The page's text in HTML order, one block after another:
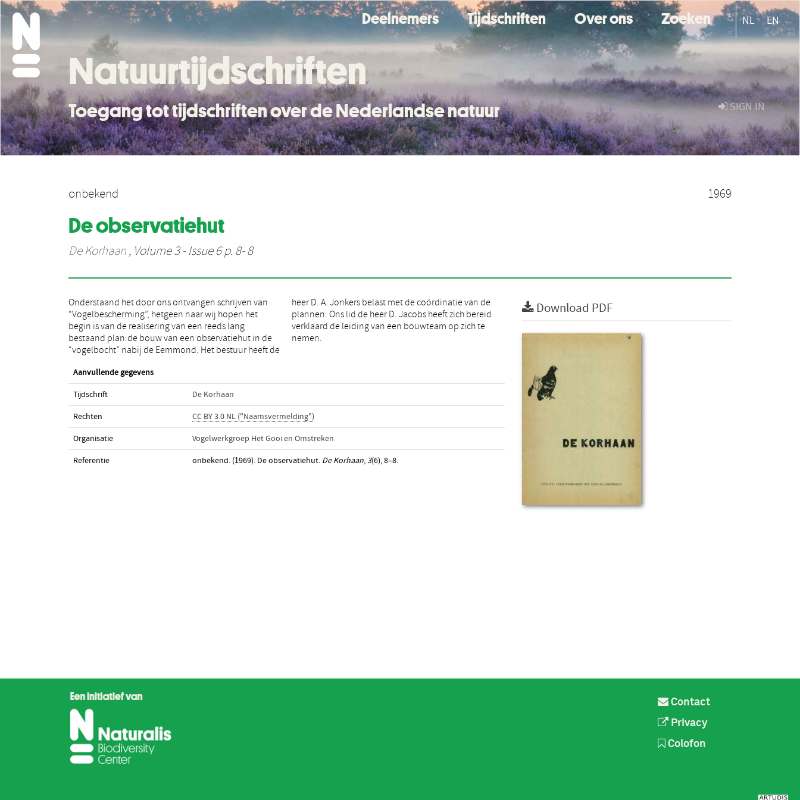
Deelnemers Tijdschriften Over ons Zoeken NL EN
SIGN IN
Natuurtijdschriften
Toegang tot tijdschriften over de Nederlandse natuur
onbekend 1969
De observatiehut
De Korhaan, Volume 3 - Issue 6 p. 8- 8
Onderstaand het door ons ontvangen schrijven van
“Vogelbescherming”, hetgeen naar wij hopen het
begin is van de realisering van een reeds lang
bestaand plan:de bouw van een observatiehut in de
“vogelbocht” nabij de Eemmond. Het bestuur heeft de
heer D. A. Jonkers belast met de coördinatie van de
plannen. Ons lid de heer D. Jacobs heeft zich bereid
verklaard de leiding van een bouwteam op zich te
nemen.
Aanvullende gegevens
Tijdschrift De Korhaan
Rechten CC BY 3.0 NL ("Naamsvermelding")
Organisatie Vogelwerkgroep Het Gooi en Omstreken
Referentie onbekend. (1969). De observatiehut. De Korhaan, 3(6), 8–8.
Download PDF
Contact
Privacy
Colofon